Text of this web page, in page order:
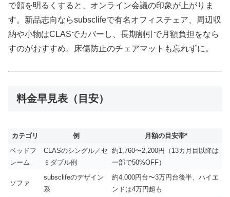
で顔を明るくすると、オンライン会議の印象が上がりま
す。新品志向ならsubsclifeで有名オフィスチェア、周辺収
納や小物はCLASでカバーし、長期割引で月額負担をなら
すのがおすすめ。床傷防止のチェアマットも忘れずに。
料金早見表（目安）
カテゴリ 例
月額の目安帯*
ベッドフ
レーム
CLASのシングル／セ
ミダブル例
約1,760〜2,200円（13カ月目以降は
一部で50%OFF）
ソファ
subsclifeのデザイン
系
約4,000円台〜3万円台後半、ハイエ
ンドは4万円超も